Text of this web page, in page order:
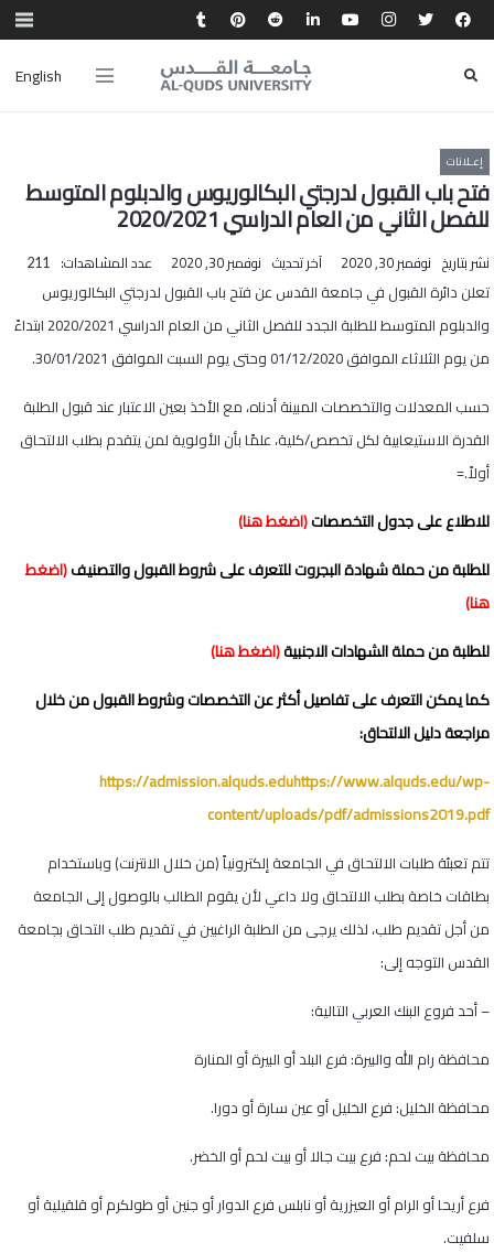
English
إعـلانات
فتح باب القبول لدرجتي البكالوريوس والدبلوم المتوسط
للفصل الثاني من العام الدراسي 2020/2021
نشر بتاريخ نوفمبر 30, 2020 آخر تحديث نوفمبر 30, 2020 عدد المشاهدات: 211
تعلن دائرة القبول في جامعة القدس عن فتح باب القبول لدرجتي البكالوريوس
والدبلوم المتوسط للطلبة الجدد للفصل الثاني من العام الدراسي 2020/2021 ابتداءً
من يوم الثلاثاء الموافق 01/12/2020 وحتى يوم السبت الموافق 30/01/2021
.
حسب المعدلات والتخصصات المبينة أدناه، مع الأخذ بعين الاعتبار عند قبول الطلبة
القدرة الاستيعابية لكل تخصص/كلية، علمًا بأن الأولوية لمن يتقدم بطلب الالتحاق
أولاً.=
للاطلاع على جدول التخصصات(اضغط هنا)
للطلبة من حملة شهادة البجروتللتعرف على شروط القبول والتصنيف(اضغط
هنا)
للطلبة من حملة الشهادات الاجنبية(اضغط هنا)
كما يمكن التعرف على تفاصيل أكثر عن التخصصات وشروط القبول من خلال
مراجعة دليل الالتحاق:
https://admission.alquds.eduhttps://www.alquds.edu/wp-
content/uploads/pdf/admissions2019.pdf
تتم تعبئة طلبات الالتحاق في الجامعة إلكترونياً (من خلال الانترنت) وباستخدام
بطاقات خاصة بطلب الالتحاق ولا داعي لأن يقوم الطالب بالوصول إلى الجامعة
من أجل تقديم طلب، لذلك يرجى من الطلبة الراغبين في تقديم طلب التحاق بجامعة
القدس التوجه إلى:
– أحد فروع البنك العربي التالية:
محافظة رام الله والبيرة: فرع البلد أو البيرة أو المنارة
محافظة الخليل: فرع الخليل أو عين سارة أو دورا.
محافظة بيت لحم: فرع بيت جالا أو بيت لحم أو الخضر.
فرع أريحا أو الرام أو العيزرية أو نابلس فرع الدوار أو جنين أو طولكرم أو قلقيلية أو
سلفيت.